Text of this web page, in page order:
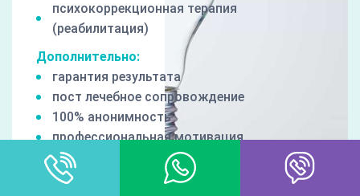
психокоррекционная терапия
(реабилитация)
Дополнительно:
гарантия результата
пост лечебное сопровождение
100% анонимность
профессиональная мотивация
1700 руб/сут